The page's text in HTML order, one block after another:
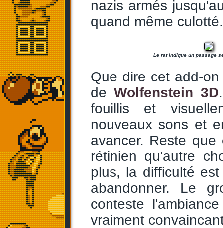
nazis armés
quand même
Le rat indique un passage
Que dire cet add-
de Wolfenstein 3D
fouillis et
nouveaux sons et
avancer. Reste
rétinien qu'autre
plus, la difficulté
abandonner. Le
conteste
vraiment